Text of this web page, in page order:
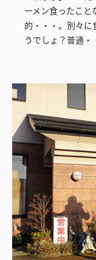
ーメン食ったこと
的・・・。別々に
うでしょ？普通・